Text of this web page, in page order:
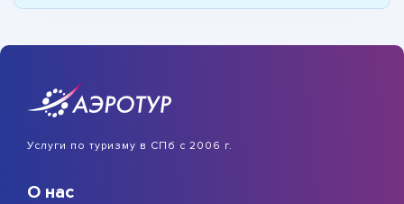
Услуги по туризму в СПб с 2006 г.
О нас